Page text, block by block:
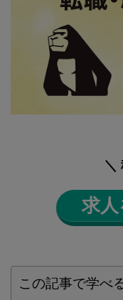
＼
求人
この記事で学べ